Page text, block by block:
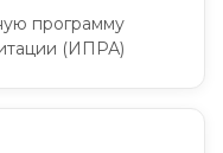
программу
(ИПРА)